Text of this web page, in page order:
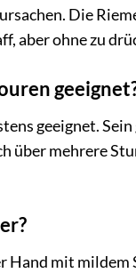
Die
aber ohne zu
geeignet.
über mehrere
mit